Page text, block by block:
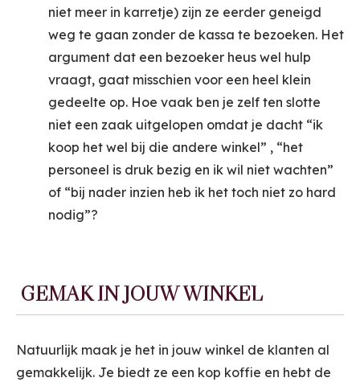
niet meer in karretje) zijn ze eerder geneigd
weg te gaan zonder de kassa te bezoeken. Het
argument dat een bezoeker heus wel hulp
vraagt, gaat misschien voor een heel klein
gedeelte op. Hoe vaak ben je zelf ten slotte
niet een zaak uitgelopen omdat je dacht “ik
koop het wel bij die andere winkel” , “het
personeel is druk bezig en ik wil niet wachten”
of “bij nader inzien heb ik het toch niet zo hard
nodig”?
GEMAK IN JOUW WINKEL
Natuurlijk maak je het in jouw winkel de klanten al
gemakkelijk. Je biedt ze een kop koffie en hebt de